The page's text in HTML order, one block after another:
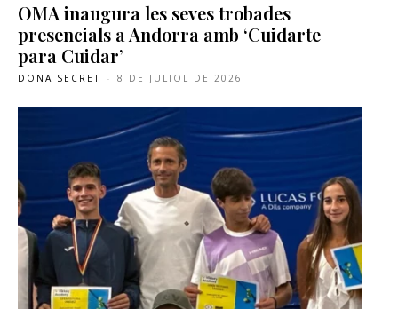
OMA inaugura les seves trobades
presencials a Andorra amb ‘Cuidarte
para Cuidar’
DONA SECRET - 8 DE JULIOL DE 2026